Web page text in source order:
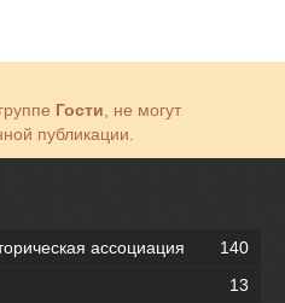
Гости , не могут
публикации.
ассоциация
140
13